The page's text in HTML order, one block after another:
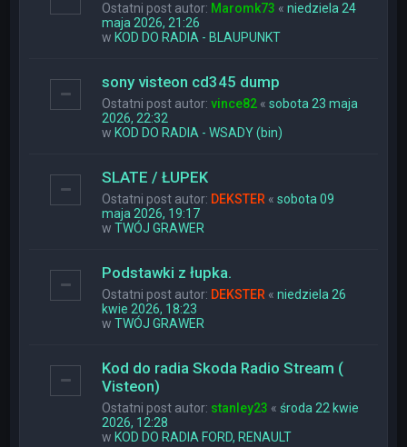
Ostatni post autor: Maromk73 «niedziela 24
maja 2026, 21:26
w KOD DO RADIA - BLAUPUNKT
sony visteon cd345 dump
Ostatni post autor:vince82 «sobota 23 maja
2026, 22:32
w KOD DO RADIA - WSADY (bin)
SLATE / ŁUPEK
Ostatni post autor: DEKSTER «sobota 09
maja 2026, 19:17
wTWÓJ GRAWER
Podstawki z łupka.
Ostatni post autor: DEKSTER «niedziela 26
kwie 2026, 18:23
wTWÓJ GRAWER
Kod do radia Skoda Radio Stream (
Visteon)
Ostatni post autor: stanley23 «środa 22 kwie
2026, 12:28
w KOD DO RADIA FORD, RENAULT